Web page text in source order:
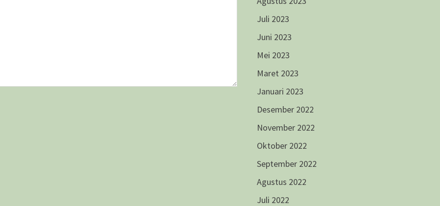
Juli 2023
Juni 2023
Mei 2023
Maret 2023
Januari 2023
Desember 2022
November 2022
Oktober 2022
September 2022
Agustus 2022
Juli 2022